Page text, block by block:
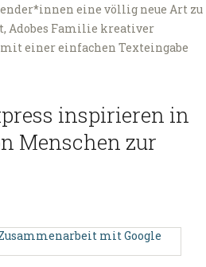
eine völlig neue Art zu
Adobes Familie kreativer
einer einfachen Texteingabe
inspirieren in
Menschen zur